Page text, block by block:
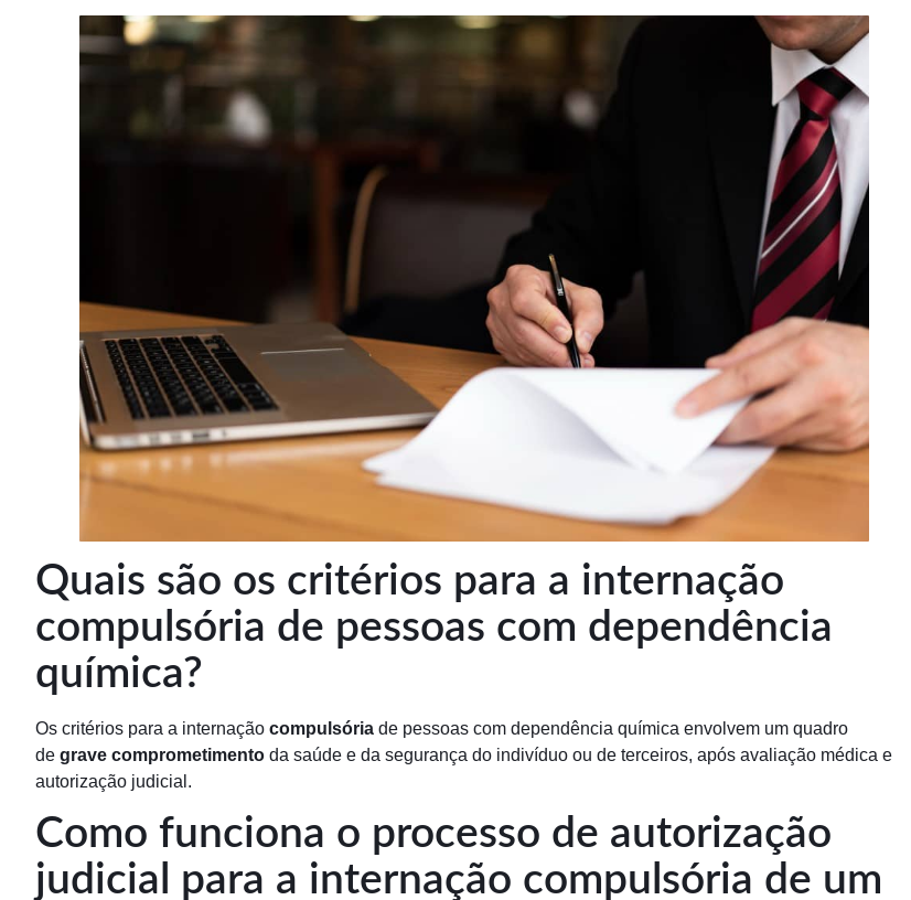
Quais são os critérios para a internação
compulsória de pessoas com dependência
química?
Os critérios para a internação compulsória de pessoas com dependência química envolvem um quadro
de grave comprometimento da saúde e da segurança do indivíduo ou de terceiros, após avaliação médica e
autorização judicial.
Como funciona o processo de autorização
judicial para a internação compulsória de um